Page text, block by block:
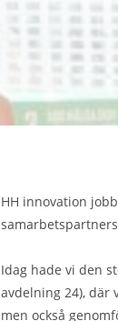
HH innovation
Idag hade vi den
avdelning 24), där
men också